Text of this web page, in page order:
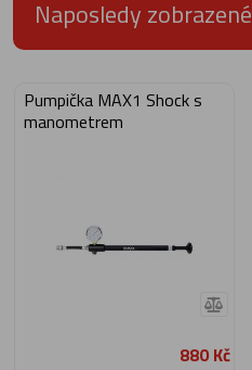
Naposledy zobrazené
Pumpička MAX1 Shock s
manometrem
880 Kč